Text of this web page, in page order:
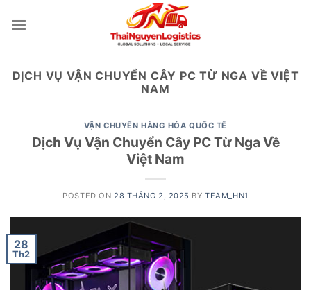
DỊCH VỤ VẬN CHUYỂN CÂY PC TỪ NGA VỀ VIỆT
NAM
VẬN CHUYỂN HÀNG HÓA QUỐC TẾ
Dịch Vụ Vận Chuyển Cây PC Từ Nga Về
Việt Nam
POSTED ON 28 THÁNG 2, 2025 BYTEAM_HN1
28
Th2